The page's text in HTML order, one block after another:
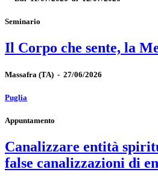
Seminario
Il Corpo che sente, la
Massafra (TA) - 27/06/2026
Puglia
Appuntamento
Canalizzare entità
false canalizzazioni di